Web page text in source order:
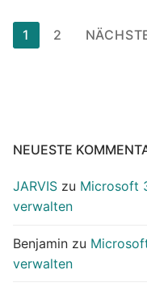
der
1 2
NEUESTE
JARVIS zu Microsoft
verwalten
Benjamin zu
verwalten